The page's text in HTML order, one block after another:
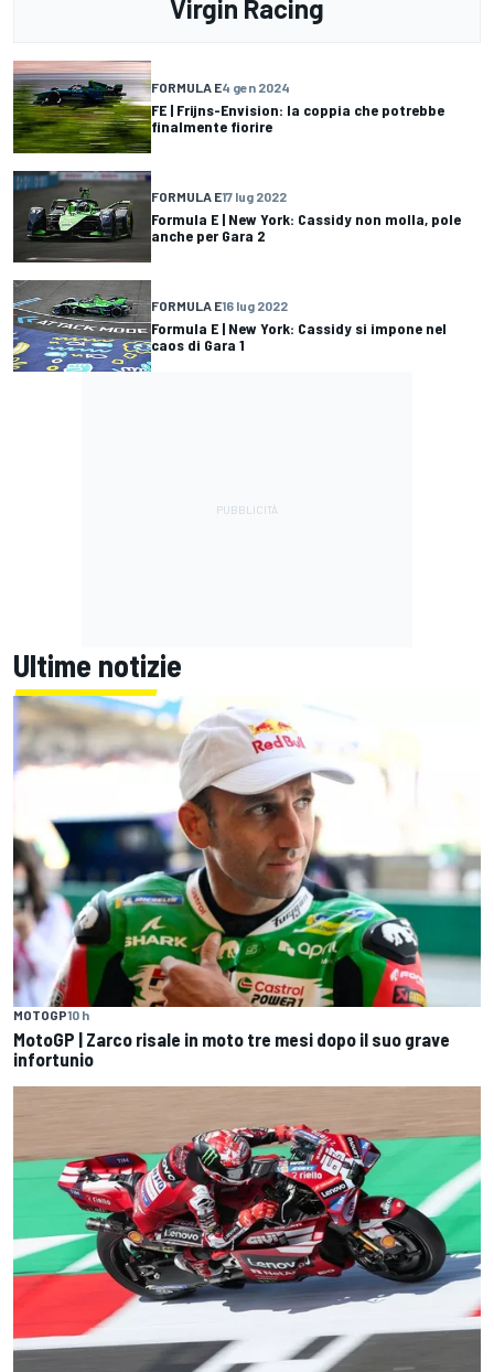
Virgin Racing
FORMULA E4 gen 2024
FE | Frijns-Envision: la coppia che potrebbe
finalmente fiorire
FORMULA E17 lug 2022
Formula E | New York: Cassidy non molla, pole
anche per Gara 2
FORMULA E16 lug 2022
Formula E | New York: Cassidy si impone nel
caos di Gara 1
Ultime notizie
MOTOGP10 h
MotoGP | Zarco risale in moto tre mesi dopo il suo grave
infortunio